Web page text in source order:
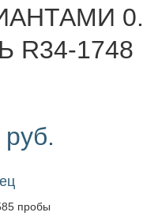
R34-1748
пробы